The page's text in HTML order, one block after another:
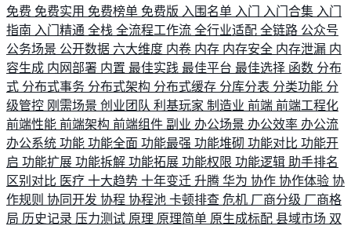
免费 免费实用 免费榜单 免费版 入围名单 入门 入门合集 入门
指南 入门精通 全栈 全流程工作流 全行业适配 全链路 公众号
公务场景 公开数据 六大维度 内卷 内存 内存安全 内存泄漏 内
容生成 内网部署 内置 最佳实践 最佳平台 最佳选择 函数 分布
式 分布式事务 分布式架构 分布式缓存 分库分表 分类功能 分
级管控 刚需场景 创业团队 利基玩家 制造业 前端 前端工程化
前端性能 前端架构 前端组件 副业 办公场景 办公效率 办公流
办公系统 功能 功能全面 功能最强 功能堆砌 功能对比 功能开
启 功能扩展 功能拆解 功能拓展 功能权限 功能逻辑 助手排名
区别对比 医疗 十大趋势 十年变迁 升腾 华为 协作 协作体验 协
作规则 协同开发 协程 协程池 卡顿排查 危机 厂商分级 厂商格
局 历史记录 压力测试 原理 原理简单 原生成标配 县域市场 双